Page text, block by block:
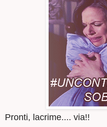
Pronti, lacrime.... via!!